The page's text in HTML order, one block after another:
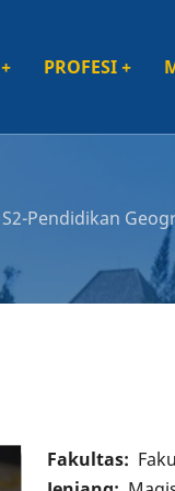
+ PROFESI+
S2-Pendidikan
Fakultas